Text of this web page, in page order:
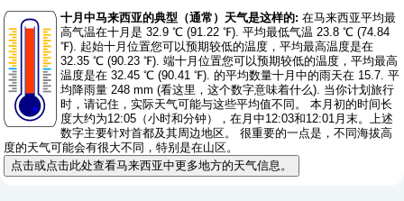
十月中马来西亚的典型（通常）天气是这样的: 在马来西亚平均最
高气温在十月是 32.9 ℃ (91.22 ℉). 平均最低气温 23.8 ℃ (74.84
℉). 起始十月位置您可以预期较低的温度，平均最高温度是在
32.35 ℃ (90.23 ℉). 端十月位置您可以预期较低的温度，平均最高
温度是在 32.45 ℃ (90.41 ℉). 的平均数量十月中的雨天在 15.7. 平
均降雨量 248 mm (看这里，这个数字意味着什么). 当你计划旅行
时，请记住，实际天气可能与这些平均值不同。 本月初的时间长
度大约为12:05（小时和分钟），在月中12:03和12:01月末。上述
数字主要针对首都及其周边地区。 很重要的一点是，不同海拔高
度的天气可能会有很大不同，特别是在山区。
点击或点击此处查看马来西亚中更多地方的天气信息。